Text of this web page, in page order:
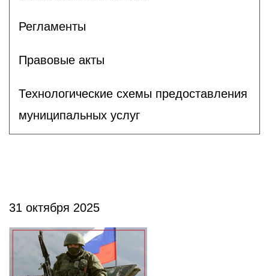
Регламенты
Правовые акты
Технологические схемы предоставления
муниципальных услуг
31 октября 2025